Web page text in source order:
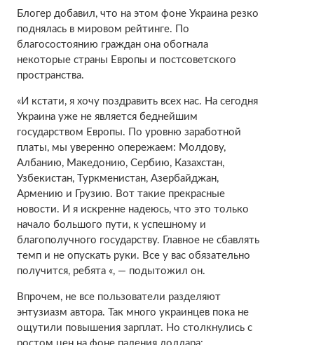
Блогер добавил, что на этом фоне Украина резко
поднялась в мировом рейтинге. По
благосостоянию граждан она обогнала
некоторые страны Европы и постсоветского
пространства.
«И кстати, я хочу поздравить всех нас. На сегодня
Украина уже не является беднейшим
государством Европы. По уровню заработной
платы, мы уверенно опережаем: Молдову,
Албанию, Македонию, Сербию, Казахстан,
Узбекистан, Туркменистан, Азербайджан,
Армению и Грузию. Вот такие прекрасные
новости. И я искренне надеюсь, что это только
начало большого пути, к успешному и
благополучного государству. Главное не сбавлять
темп и не опускать руки. Все у вас обязательно
получится, ребята «, — подытожил он.
Впрочем, не все пользователи разделяют
энтузиазм автора. Так много украинцев пока не
ощутили повышения зарплат. Но столкнулись с
ростом цен на фоне падения доллара: